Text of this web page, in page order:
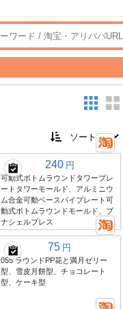
240 円
可動式ボトムラウンドタワープレ
ートタワーモールド、アルミニウ
ム合金可動ベースパイプレート可
動式ボトムラウンドモールド、ブ
ナシェルプレス
75 円
055 ラウンドPP花と満月ゼリー
型、雪皮月餅型、チョコレート
型、ケーキ型